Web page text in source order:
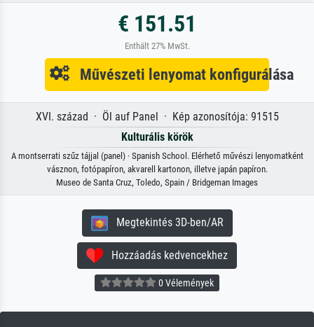
€ 151.51
Enthält 27% MwSt.
Művészeti lenyomat konfigurálása
XVI. század · Öl auf Panel · Kép azonosítója: 91515
Kulturális körök
A montserrati szűz tájjal (panel) · Spanish School. Elérhető művészi lenyomatként
vásznon, fotópapíron, akvarell kartonon, illetve japán papíron.
Museo de Santa Cruz, Toledo, Spain / Bridgeman Images
Megtekintés 3D-ben/AR
Hozzáadás kedvencekhez
0 Vélemények